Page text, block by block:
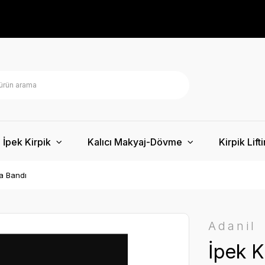
İpek Kirpik Kalıcı Makyaj-Dövme Kirpik
Bandı
Adanil
İpek